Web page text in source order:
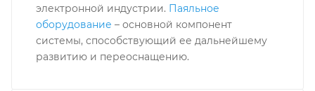
электронной индустрии. Паяльное
оборудование – основной компонент
системы, способствующий ее дальнейшему
развитию и переоснащению.